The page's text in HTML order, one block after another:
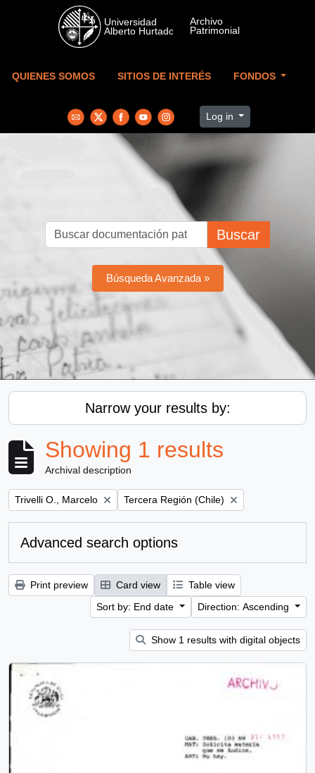
Skip to main content
QUIENES SOMOS SITIOS DE INTERÉS FONDOS
Log in
Buscar
Búsqueda Avanzada »
Narrow your results by:
Showing 1 results
Archival description
Remove filter:
Trivelli O., Marcelo Remove filter:
Tercera Región (Chile)
Advanced search options
Print preview Card view
Table view
Sort by: End date
Direction: Ascending
Show 1 results with digital objects